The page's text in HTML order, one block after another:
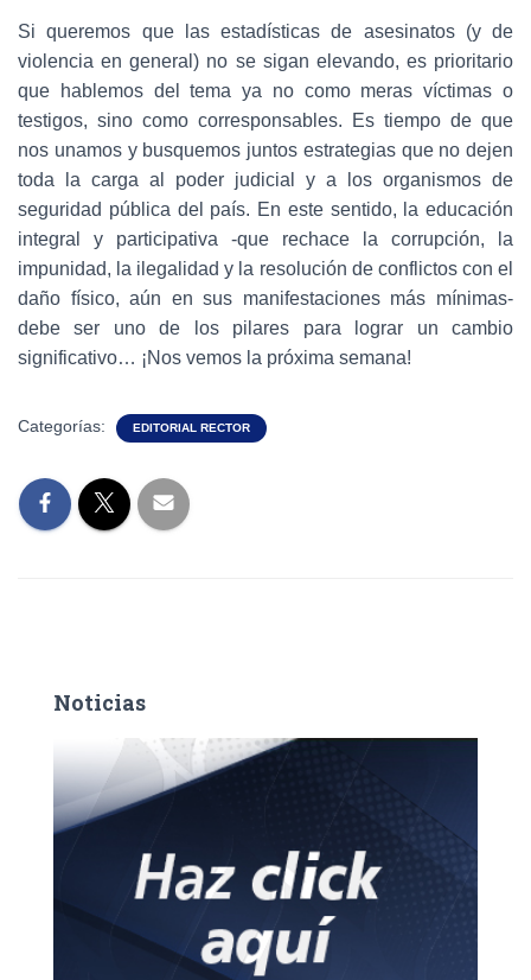
Si queremos que las estadísticas de asesinatos (y de
violencia en general) no se sigan elevando, es prioritario
que hablemos del tema ya no como meras víctimas o
testigos, sino como corresponsables. Es tiempo de que
nos unamos y busquemos juntos estrategias que no dejen
toda la carga al poder judicial y a los organismos de
seguridad pública del país. En este sentido, la educación
integral y participativa -que rechace la corrupción, la
impunidad, la ilegalidad y la resolución de conflictos con el
daño físico, aún en sus manifestaciones más mínimas-
debe ser uno de los pilares para lograr un cambio
significativo… ¡Nos vemos la próxima semana!
Categorías: EDITORIAL RECTOR
Noticias